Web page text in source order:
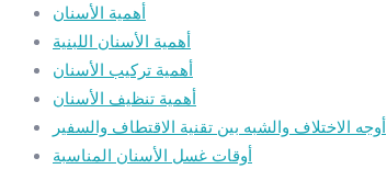
أهمية الأسنان
أهمية الأسنان اللبنية
أهمية تركيب الأسنان
أهمية تنظيف الأسنان
أوجه الاختلاف والشبه بين تقنية الاقتطاف والسفير
أوقات غسل الأسنان المناسبة